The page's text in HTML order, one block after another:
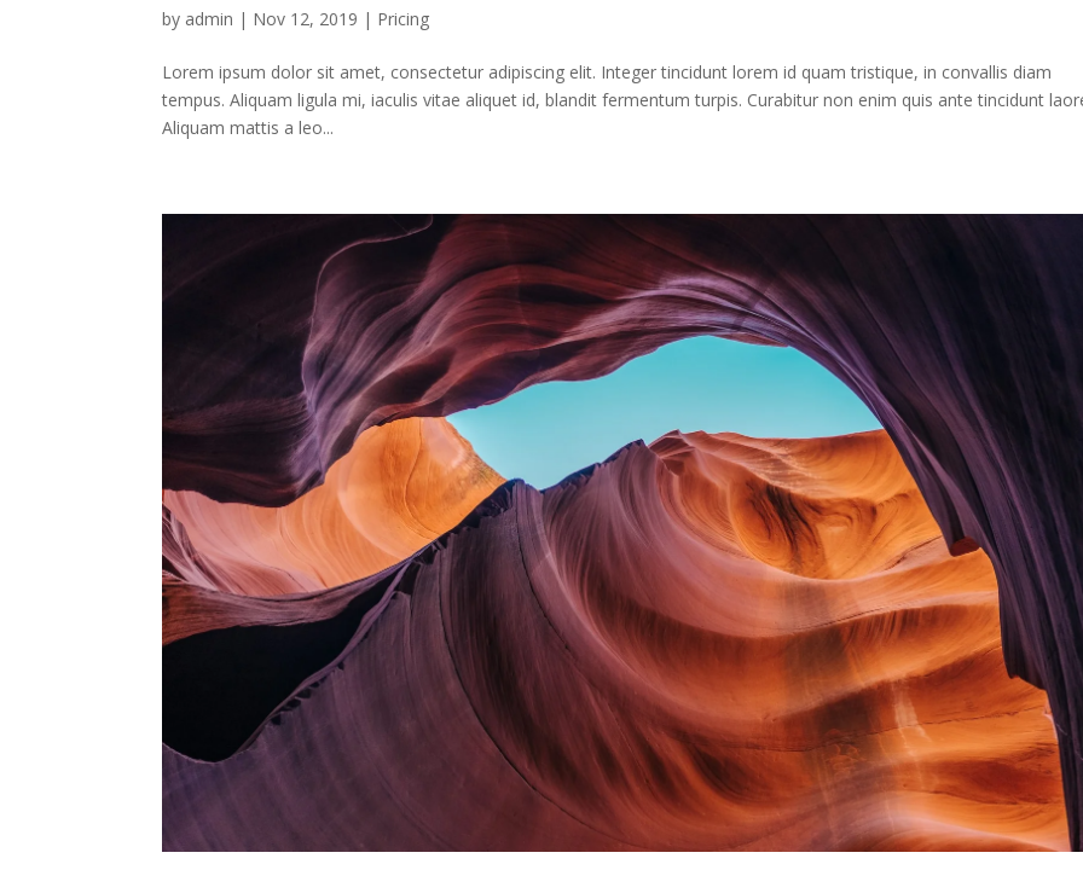
by admin | Nov 12, 2019 | Pricing
Lorem ipsum dolor sit amet, consectetur adipiscing elit. Integer tincidunt lorem id quam tristique, in convallis diam
tempus. Aliquam ligula mi, iaculis vitae aliquet id, blandit fermentum turpis. Curabitur non enim quis ante tincidunt
Aliquam mattis a leo...